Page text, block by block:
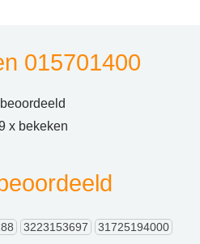
015701400
x bekeken
3223153697 31725194000